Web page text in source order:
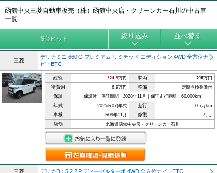
函館中央三菱自動車販売（株）函館中央店・クリーンカー石川の中古車
一覧
9台ヒット 絞り込み 並べ替え
三菱
デリカミニ 660 G プレミアム リミテッド エディション 4WD 全方位ナ
ビ・ETC
総額 224.9万円 車両 218万円
諸費用 6.9万円 整備 定期点検整備付
保証 保証付｜保証期間：2028年11月｜保証走行距離：60,000km
年式 2025(R07)年式 走行 0.7万km
車検 R09年11月 修復 なし
店舗 北海道函館中央店・クリーンカー石川
三菱 デリカD：5 2.2 P ディーゼルターボ 4WD 全方位ナビ・ETC